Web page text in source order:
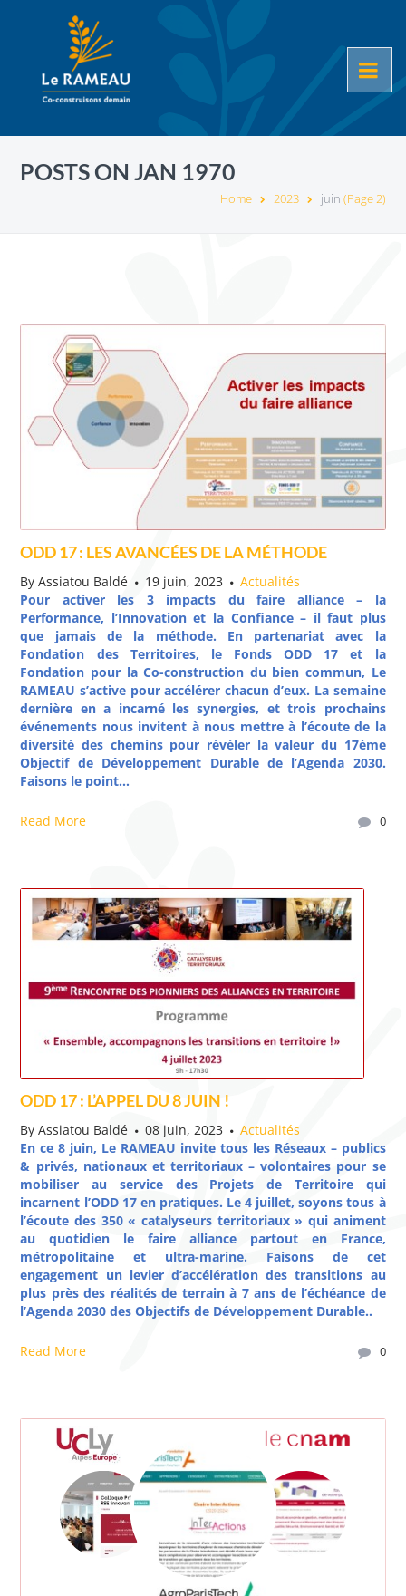
POSTS ON JAN 1970
Home 2023 juin (Page 2)
ODD 17 : LES AVANCÉES DE LA MÉTHODE
ByAssiatou Baldé 19 juin, 2023
Actualités
Pour activer les 3 impacts du faire alliance – la
Performance, l’Innovation et la Confiance – il faut plus
que jamais de la méthode. En partenariat avec la
Fondation des Territoires, le Fonds ODD 17 et la
Fondation pour la Co-construction du bien commun, Le
RAMEAU s’active pour accélérer chacun d’eux. La semaine
dernière en a incarné les synergies, et trois prochains
événements nous invitent à nous mettre à l’écoute de la
diversité des chemins pour révéler la valeur du 17ème
Objectif de Développement Durable de l’Agenda 2030.
Faisons le point…
Read More 0
ODD 17 : L’APPEL DU 8 JUIN !
ByAssiatou Baldé 08 juin, 2023
Actualités
En ce 8 juin, Le RAMEAU invite tous les Réseaux – publics
& privés, nationaux et territoriaux – volontaires pour se
mobiliser au service des Projets de Territoire qui
incarnent l’ODD 17 en pratiques. Le 4 juillet, soyons tous à
l’écoute des 350 « catalyseurs territoriaux » qui animent
au quotidien le faire alliance partout en France,
métropolitaine et ultra-marine. Faisons de cet
engagement un levier d’accélération des transitions au
plus près des réalités de terrain à 7 ans de l’échéance de
l’Agenda 2030 des Objectifs de Développement Durable..
Read More 0